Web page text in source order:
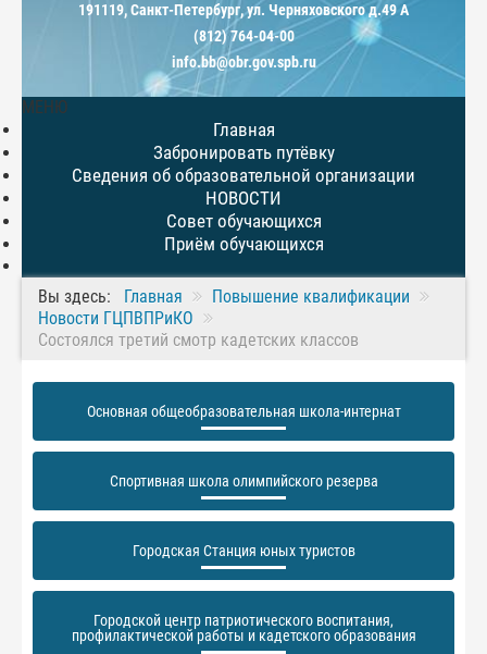
191119, Санкт-Петербург, ул. Черняховского д.49 А
(812) 764-04-00
info.bb@obr.gov.spb.ru
МЕНЮ
Главная
Забронировать путёвку
Сведения об образовательной организации
НОВОСТИ
Совет обучающихся
Приём обучающихся
Вы здесь: Главная
Повышение квалификации
Новости ГЦПВПРиКО
Состоялся третий смотр кадетских классов
Основная общеобразовательная школа-интернат
Спортивная школа олимпийского резерва
Городская Станция юных туристов
Городской центр патриотического воспитания,
профилактической работы и кадетского образования